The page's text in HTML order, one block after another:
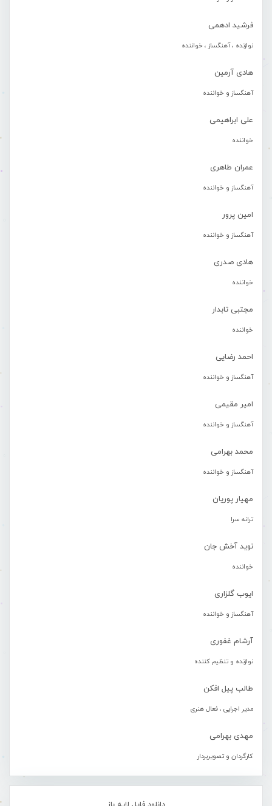
فرشید ادهمی
نوازنده ، آهنگساز ، خواننده
هادی آرمین
آهنگساز و خواننده
علی ابراهیمی
خواننده
عمران طاهری
آهنگساز و خواننده
امین پرور
آهنگساز و خواننده
هادی صدری
خواننده
مجتبی تابدار
خواننده
احمد رضایی
آهنگساز و خواننده
امیر مقیمی
آهنگساز و خواننده
محمد بهرامی
آهنگساز و خواننده
مهیار پوریان
ترانه سرا
نوید آخش جان
خواننده
ایوب گلزاری
آهنگساز و خواننده
آرشام غفوری
نوازنده و تنظیم کننده
طالب پیل افکن
مدیر اجرایی ، فعال هنری
مهدی بهرامی
کارگردان و تصویربردار